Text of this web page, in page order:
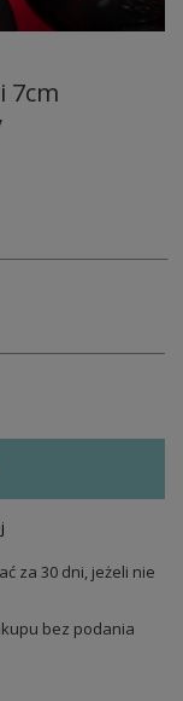
7cm
za 30 dni, jeżeli nie
bez podania